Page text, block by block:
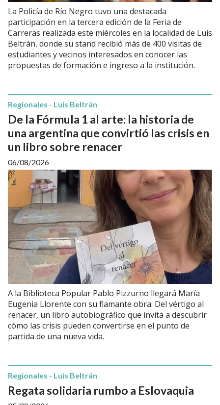
La Policía de Río Negro tuvo una destacada
participación en la tercera edición de la Feria de
Carreras realizada este miércoles en la localidad de Luis
Beltrán, donde su stand recibió más de 400 visitas de
estudiantes y vecinos interesados en conocer las
propuestas de formación e ingreso a la institución.
De la Fórmula 1 al arte: la historia de
una argentina que convirtió las crisis en
un libro sobre renacer
Regionales - Luis Beltrán
06/08/2026
A la Biblioteca Popular Pablo Pizzurno llegará María
Eugenia Llorente con su flamante obra: Del vértigo al
renacer, un libro autobiográfico que invita a descubrir
cómo las crisis pueden convertirse en el punto de
partida de una nueva vida.
Regata solidaria rumbo a Eslovaquia
Regionales - Luis Beltrán